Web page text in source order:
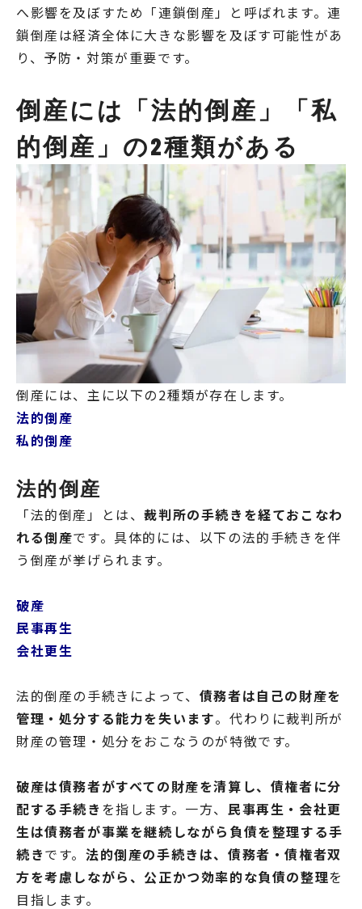
へ影響を及ぼすため「連鎖倒産」と呼ばれます。連
鎖倒産は経済全体に大きな影響を及ぼす可能性があ
り、予防・対策が重要です。
倒産には「法的倒産」「私
的倒産」の2種類がある
倒産には、主に以下の2種類が存在します。
法的倒産
私的倒産
法的倒産
「法的倒産」とは、裁判所の手続きを経ておこなわ
れる倒産です。具体的には、以下の法的手続きを伴
う倒産が挙げられます。
破産
民事再生
会社更生
法的倒産の手続きによって、 債務者は自己の財産を
管理・処分する能力を失います。代わりに裁判所が
財産の管理・処分をおこなうのが特徴です。
破産は債務者がすべての財産を清算し、債権者に分
配する手続き を指します。一方、民事再生・会社更
生は債務者が事業を継続しながら負債を整理する手
続きです。法的倒産の手続きは、債務者・債権者双
方を考慮しながら、公正かつ効率的な負債の整理を
目指します。